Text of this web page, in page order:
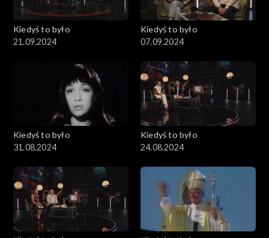
Kiedyś to było
21.09.2024
Kiedyś to było
07.09.2024
Kiedyś to było
31.08.2024
Kiedyś to było
24.08.2024